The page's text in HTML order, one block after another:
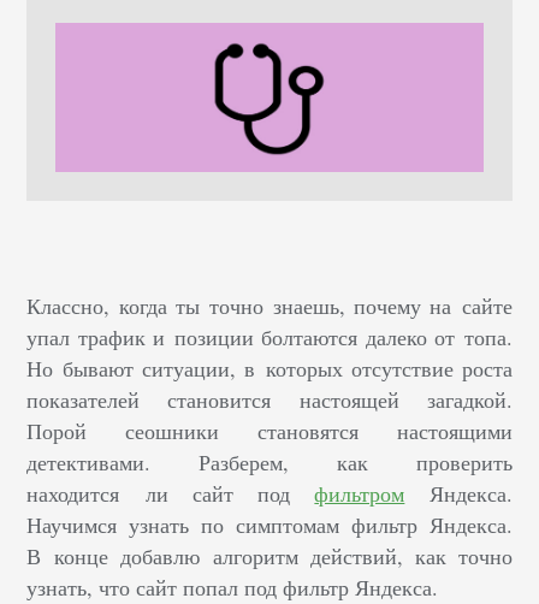
Классно, когда ты точно знаешь, почему на сайте
упал трафик и позиции болтаются далеко от топа.
Но бывают ситуации, в которых отсутствие роста
показателей становится настоящей загадкой.
Порой сеошники становятся настоящими
детективами. Разберем, как проверить
находится ли сайт подфильтром Яндекса.
Научимся узнать по симптомам фильтр Яндекса.
В конце добавлю алгоритм действий, как точно
узнать, что сайт попал под фильтр Яндекса.